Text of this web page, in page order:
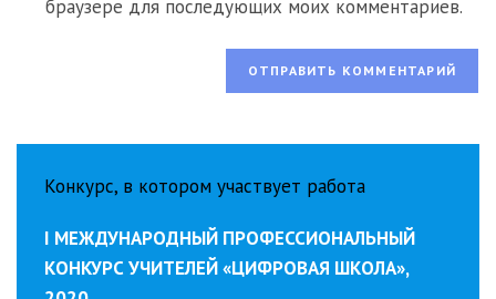
сайтабраузере для последующих моих комментариев.
Конкурс, в котором участвует работа
I МЕЖДУНАРОДНЫЙ ПРОФЕССИОНАЛЬНЫЙ
КОНКУРС УЧИТЕЛЕЙ «ЦИФРОВАЯ ШКОЛА»,